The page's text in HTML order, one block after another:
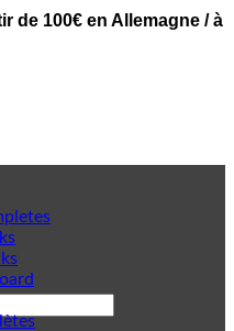
de 100€ en Allemagne / à